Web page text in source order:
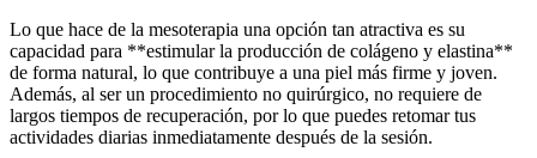
Lo que hace de la mesoterapia una opción tan atractiva es su
capacidad para **estimular la producción de colágeno y elastina**
de forma natural, lo que contribuye a una piel más firme y joven.
Además, al ser un procedimiento no quirúrgico, no requiere de
largos tiempos de recuperación, por lo que puedes retomar tus
actividades diarias inmediatamente después de la sesión.